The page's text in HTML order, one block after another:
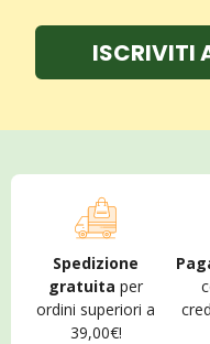
ISCRIVITI
Spedizione
gratuita per
ordini superiori a
39,00€!